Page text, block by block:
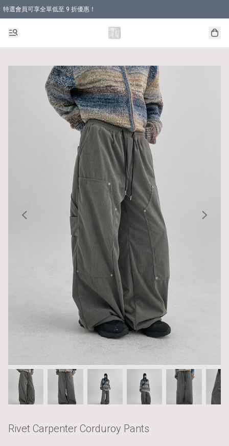
特選會員可享全單低至 9 折優惠！
Rivet Carpenter Corduroy Pants